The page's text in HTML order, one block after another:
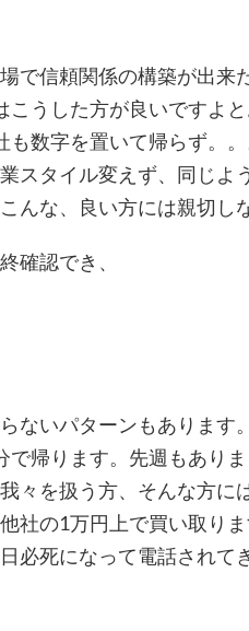
で信頼関係の構築が出来
こうした方が良いですよ
も数字を置いて帰らず。
スタイル変えず、同じよ
んな、良い方には親切し
確認でき、
ないパターンもあります
で帰ります。先週もあり
々を扱う方、そんな方に
社の1万円上で買い取り
必死になって電話されて